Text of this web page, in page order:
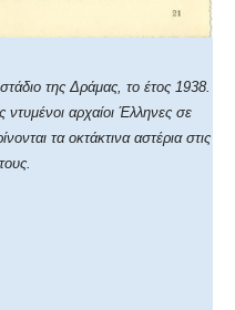
της Δράμας, το έτος 1938.
αρχαίοι Έλληνες σε
τα οκτάκτινα αστέρια στις